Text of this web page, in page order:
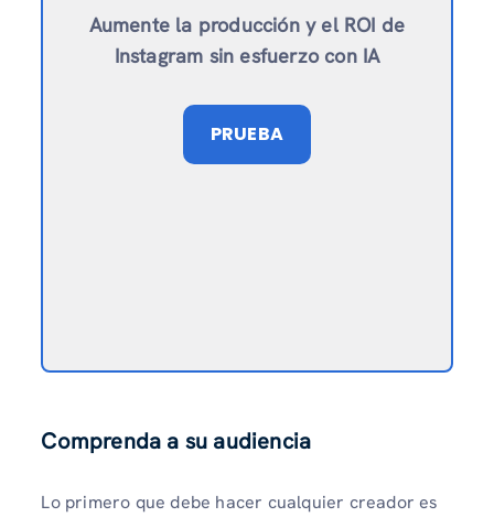
Aumente la producción y el ROI de
Instagram sin esfuerzo con IA
PRUEBA
Comprenda a su audiencia
Lo primero que debe hacer cualquier creador es